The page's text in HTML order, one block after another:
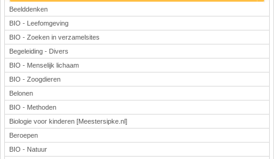
Beelddenken
BIO - Leefomgeving
BIO - Zoeken in verzamelsites
Begeleiding - Divers
BIO - Menselijk lichaam
BIO - Zoogdieren
Belonen
BIO - Methoden
Biologie voor kinderen [Meestersipke.nl]
Beroepen
BIO - Natuur